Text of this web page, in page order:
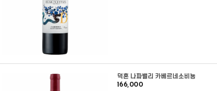
덕혼 나파밸리 카베르네소비뇽
166,000